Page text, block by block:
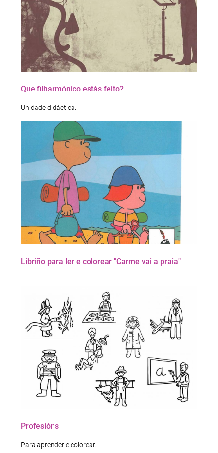
Que filharmónico estás feito?
Unidade didáctica.
Libriño para ler e colorear "Carme vai a praia"
Profesións
Para aprender e colorear.